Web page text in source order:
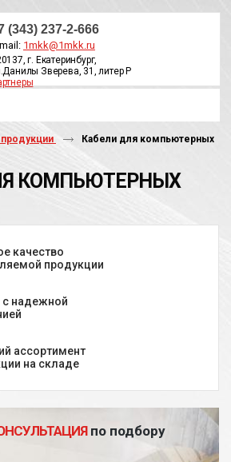
(343) 237-2-666
1mkk@1mkk.ru
г. Екатеринбург,
Зверева, 31, литер Р
продукции
Кабели для компьютерных
КОМПЬЮТЕРНЫХ
качество
продукции
с надежной
ассортимент
на складе
по подбору